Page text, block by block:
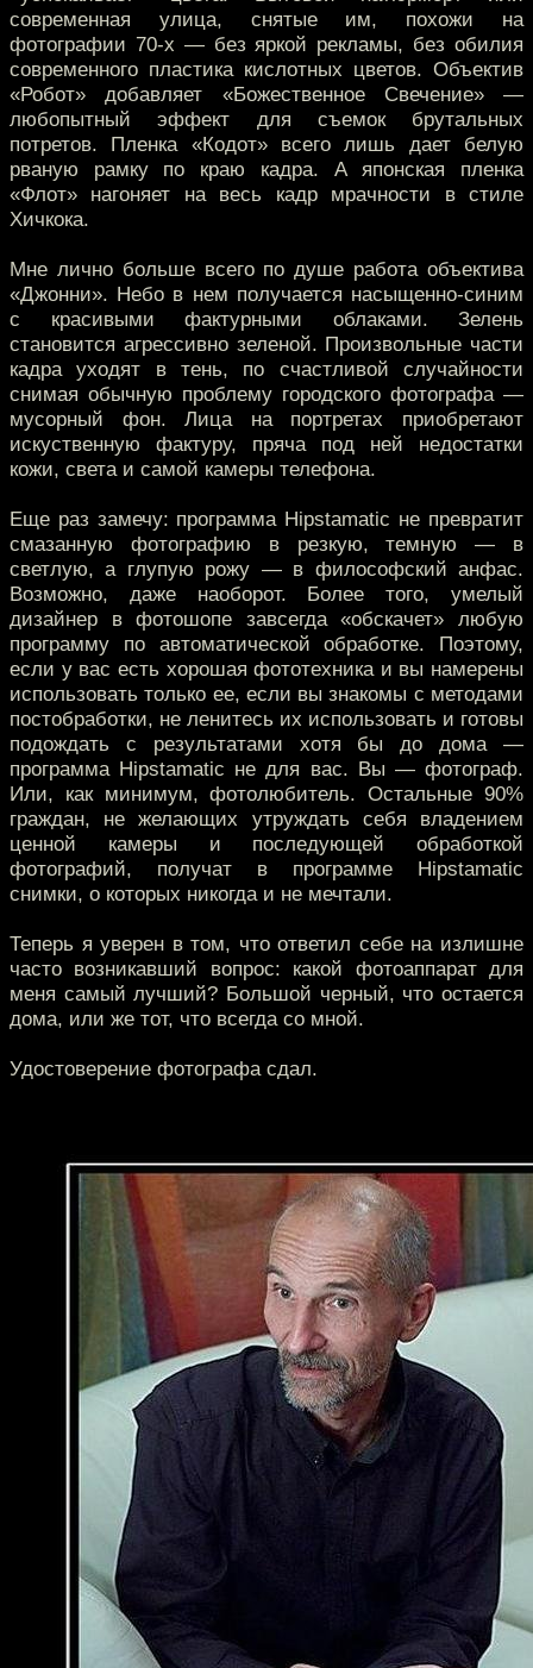
современная улица, снятые им, похожи на
фотографии 70-х — без яркой рекламы, без обилия
современного пластика кислотных цветов. Объектив
«Робот» добавляет «Божественное Свечение» —
любопытный эффект для съемок брутальных
потретов. Пленка «Кодот» всего лишь дает белую
рваную рамку по краю кадра. А японская пленка
«Флот» нагоняет на весь кадр мрачности в стиле
Хичкока.
Мне лично больше всего по душе работа объектива
«Джонни». Небо в нем получается насыщенно-синим
с красивыми фактурными облаками. Зелень
становится агрессивно зеленой. Произвольные части
кадра уходят в тень, по счастливой случайности
снимая обычную проблему городского фотографа —
мусорный фон. Лица на портретах приобретают
искуственную фактуру, пряча под ней недостатки
кожи, света и самой камеры телефона.
Еще раз замечу: программа Hipstamatic не превратит
смазанную фотографию в резкую, темную — в
светлую, а глупую рожу — в философский анфас.
Возможно, даже наоборот. Более того, умелый
дизайнер в фотошопе завсегда «обскачет» любую
программу по автоматической обработке. Поэтому,
если у вас есть хорошая фототехника и вы намерены
использовать только ее, если вы знакомы с методами
постобработки, не ленитесь их использовать и готовы
подождать с результатами хотя бы до дома —
программа Hipstamatic не для вас. Вы — фотограф.
Или, как минимум, фотолюбитель. Остальные 90%
граждан, не желающих утруждать себя владением
ценной камеры и последующей обработкой
фотографий, получат в программе Hipstamatic
снимки, о которых никогда и не мечтали.
Теперь я уверен в том, что ответил себе на излишне
часто возникавший вопрос: какой фотоаппарат для
меня самый лучший? Большой черный, что остается
дома, или же тот, что всегда со мной.
Удостоверение фотографа сдал.